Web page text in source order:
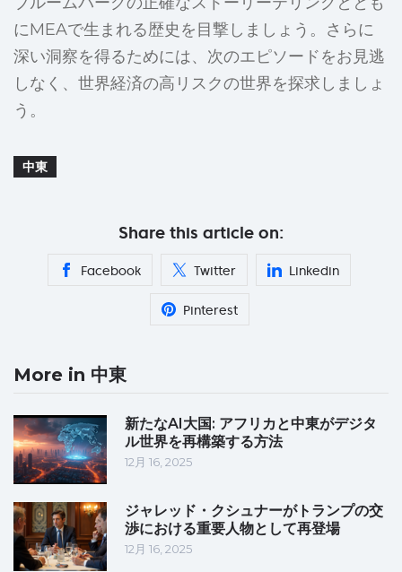
にMEAで生まれる歴史を目撃しましょう。さらに
深い洞察を得るためには、次のエピソードをお見逃
しなく、世界経済の高リスクの世界を探求しましょ
う。
中東
Share this article on:
Facebook Twitter Linkedin
Pinterest
More in 中東
新たなAI大国: アフリカと中東がデジタ
ル世界を再構築する方法
12月 16, 2025
ジャレッド・クシュナーがトランプの交
渉における重要人物として再登場
12月 16, 2025